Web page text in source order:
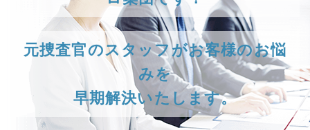
元捜査官のスタッフがお客様のお悩
みを
早期解決いたします。